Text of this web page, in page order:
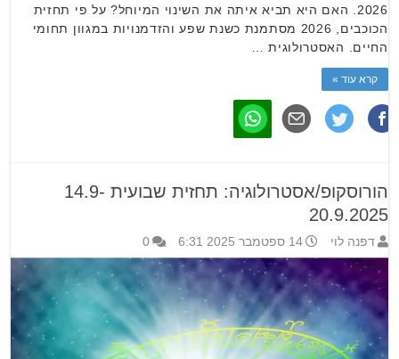
2026. האם היא תביא איתה את השינוי המיוחל? על פי תחזית
הכוכבים, 2026 מסתמנת כשנת שפע והזדמנויות במגוון תחומי
החיים. האסטרולוגית …
קרא עוד »
הורוסקופ/אסטרולוגיה: תחזית שבועית 14.9-
20.9.2025
דפנה לוי 14 ספטמבר 2025 6:31 0